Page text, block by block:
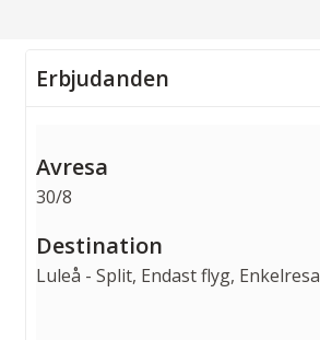
Erbjudanden
30/8
Luleå - Split, Endast flyg, Enkelresa